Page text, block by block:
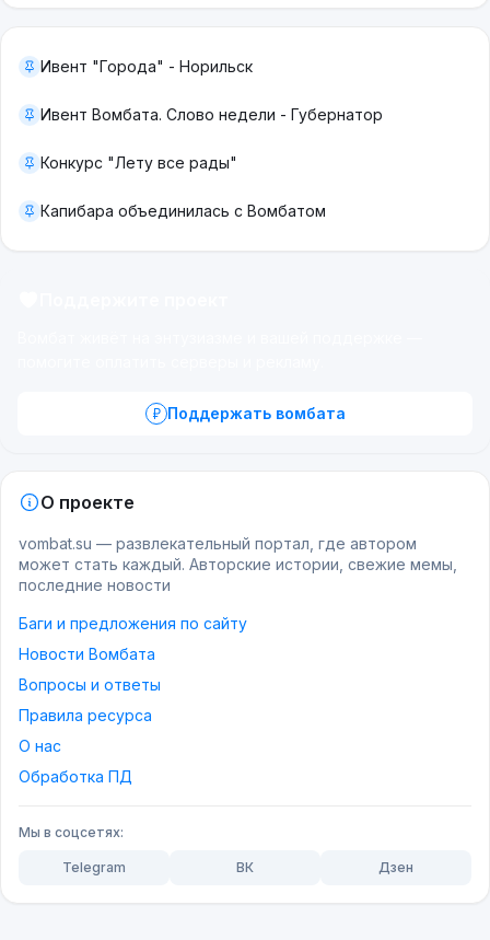
Ивент "Города" - Норильск
Ивент Вомбата. Слово недели - Губернатор
Конкурс "Лету все рады"
Капибара объединилась с Вомбатом
Поддержать вомбата
О проекте
vombat.su — развлекательный портал, где автором
может стать каждый. Авторские истории, свежие мемы,
последние новости
Баги и предложения по сайту
Новости Вомбата
Вопросы и ответы
Правила ресурса
О нас
Обработка ПД
Мы в соцсетях:
Telegram ВК Дзен